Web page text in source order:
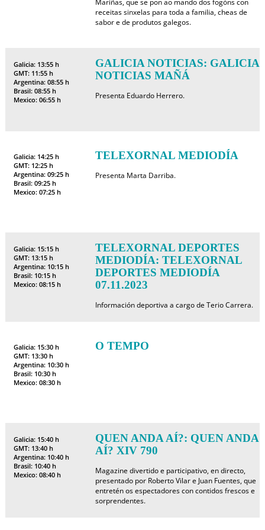
Mariñas, que se pon ao mando dos fogóns con
receitas sinxelas para toda a familia, cheas de
sabor e de produtos galegos.
Galicia: 13:55 h
GMT: 11:55 h
Argentina: 08:55 h
Brasil: 08:55 h
Mexico: 06:55 h
GALICIA NOTICIAS: GALICIA
NOTICIAS MAÑÁ
Presenta Eduardo Herrero.
Galicia: 14:25 h
GMT: 12:25 h
Argentina: 09:25 h
Brasil: 09:25 h
Mexico: 07:25 h
TELEXORNAL MEDIODÍA
Presenta Marta Darriba.
Galicia: 15:15 h
GMT: 13:15 h
Argentina: 10:15 h
Brasil: 10:15 h
Mexico: 08:15 h
TELEXORNAL DEPORTES
MEDIODÍA: TELEXORNAL
DEPORTES MEDIODÍA
07.11.2023
Información deportiva a cargo de Terio Carrera.
Galicia: 15:30 h
GMT: 13:30 h
Argentina: 10:30 h
Brasil: 10:30 h
Mexico: 08:30 h
O TEMPO
Galicia: 15:40 h
GMT: 13:40 h
Argentina: 10:40 h
Brasil: 10:40 h
Mexico: 08:40 h
QUEN ANDA AÍ?: QUEN ANDA
AÍ? XIV 790
Magazine divertido e participativo, en directo,
presentado por Roberto Vilar e Juan Fuentes, que
entretén os espectadores con contidos frescos e
sorprendentes.